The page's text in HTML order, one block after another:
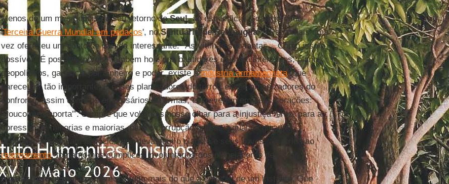
Menos de um mês depois de seu retorno deSeul, ao especificar a categoria de
'Terceira Guerra Mundial em pedaços', noSantuário de Redipuglia, o Papa mais uma
vez ofereceu um ponto de partida interessante: “As vítimas são tantas... Como isso é
possível? É possível porque também hoje nos bastidores existem interesses, planos
geopolíticos, ganância por dinheiro e poder, existe aindústria armamentista, que
parece ser tão importante! E esses planejadores do terror, esses organizadores do
confronto, assim como os empresários de armas, escreveram em seus corações:
‘Pouco me importa'”. Sempre que voltamos nosso olhar para a injustiça feroz, para a
opressão de minorias e maiorias, para a corrupção graças à qual os gigantes
econômicos realizam negócios que devastam o planeta e seus povos, a corrida ao
rearmamento, tornamo-nos cúmplices involuntários dos planejadores de terror.
Acatástrofe ucranianamerece muito mais do que a emoção de um instante. Que